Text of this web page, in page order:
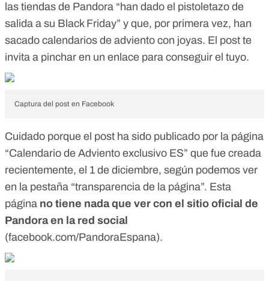
las tiendas de Pandora “han dado el pistoletazo de
salida a su Black Friday” y que, por primera vez, han
sacado calendarios de adviento con joyas. El post te
invita a pinchar en un enlace para conseguir el tuyo.
Captura del post en Facebook
Cuidado porque el post ha sido publicado por la página
“Calendario de Adviento exclusivo ES” que fue creada
recientemente, el 1 de diciembre, según podemos ver
en la pestaña “transparencia de la página”. Esta
página no tiene nada que ver con el sitio oficial de
Pandora en la red social
(facebook.com/PandoraEspana).